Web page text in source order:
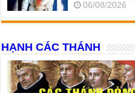
06/08/2026
HẠNH CÁC THÁNH